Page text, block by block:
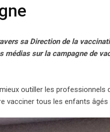
sa Direction de la
médias sur la campagne de
outiller les professionnels
vacciner tous les enfants âgés